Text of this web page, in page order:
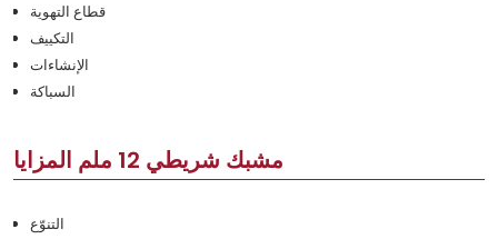
قطاع التهوية
التكييف
الإنشاءات
السباكة
مشبك شريطي 12 ملم المزايا
التنوّع